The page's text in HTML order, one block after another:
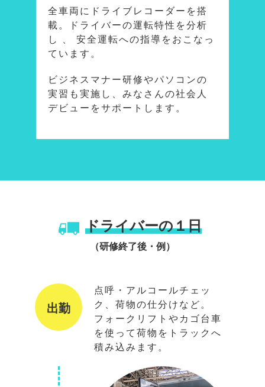
全車両にドライブレコーダーを搭
載。ドライバーの運転特性を分析
し 、 安全運転への指導をおこなっ
ています。
ビジネスマナー研修やパソコンの
実習も実施し、みなさんの社会人
デビューをサポートします。
ドライバーの１日
（研修終了後・例）
出勤
点呼・アルコールチェッ
ク、荷物の仕分けなど。
フォークリフトやカゴ台車
を使って荷物をトラックへ
積み込みます。